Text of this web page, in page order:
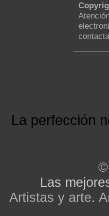
La perfección
©
Las
Artistas y arte.